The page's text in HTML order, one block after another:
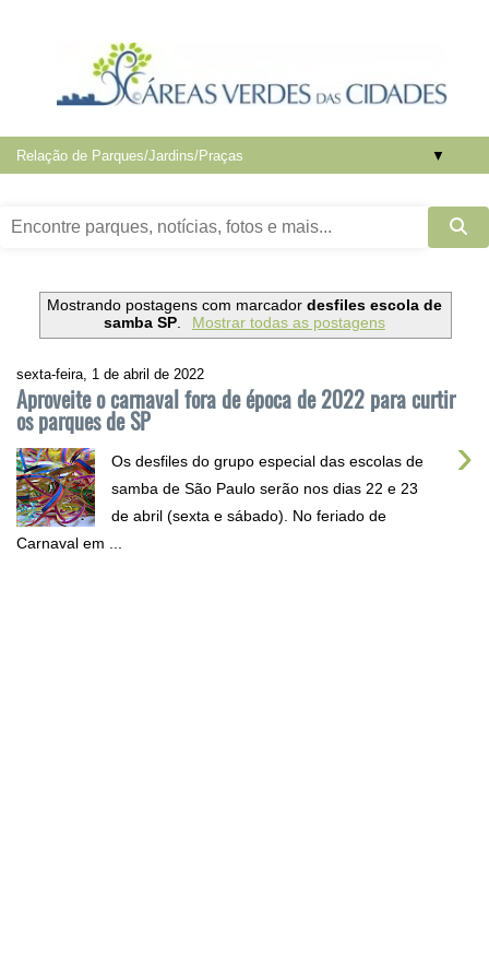
▼
Mostrando postagens com marcador desfiles escola de
samba SP. Mostrar todas as postagens
sexta-feira, 1 de abril de 2022
Aproveite o carnaval fora de época de 2022 para curtir
os parques de SP
›
Os desfiles do grupo especial das escolas de
samba de São Paulo serão nos dias 22 e 23
de abril (sexta e sábado). No feriado de
Carnaval em ...